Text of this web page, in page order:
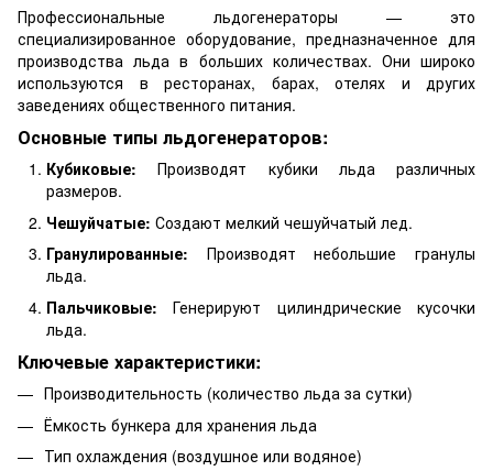
Профессиональные льдогенераторы — это
специализированное оборудование, предназначенное для
производства льда в больших количествах. Они широко
используются в ресторанах, барах, отелях и других
заведениях общественного питания.
Основные типы льдогенераторов:
Кубиковые: Производят кубики льда различных
размеров.
Чешуйчатые: Создают мелкий чешуйчатый лед.
Гранулированные: Производят небольшие гранулы
льда.
Пальчиковые: Генерируют цилиндрические кусочки
льда.
Ключевые характеристики:
Производительность (количество льда за сутки)
Ёмкость бункера для хранения льда
Тип охлаждения (воздушное или водяное)